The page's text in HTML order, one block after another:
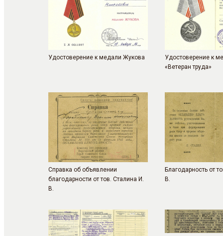
Удостоверение к медали Жукова
Удостоверение к
«Ветеран труда»
Справка об объявлении
благодарности от тов. Сталина И.
В.
Благодарность от
В.